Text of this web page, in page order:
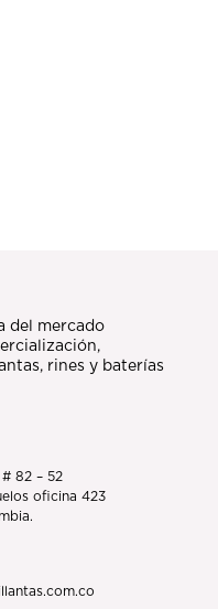
del mercado
rines y baterías
82 – 52
oficina 423